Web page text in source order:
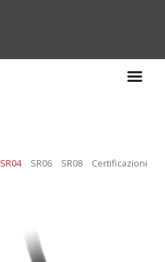
SR04 SR06 SR08 Certificazioni